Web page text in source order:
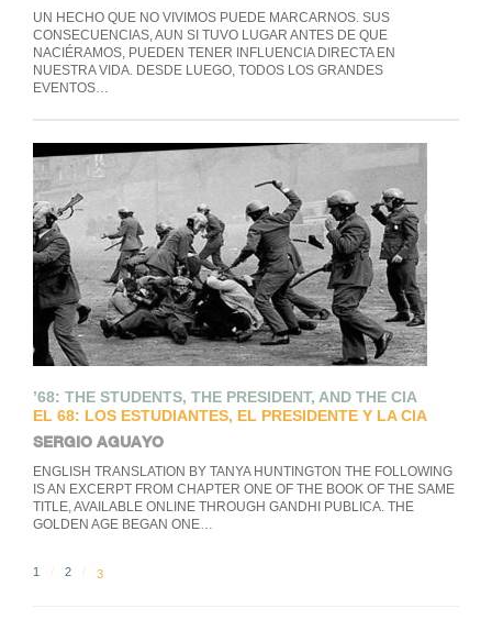
UN HECHO QUE NO VIVIMOS PUEDE MARCARNOS. SUS
CONSECUENCIAS, AUN SI TUVO LUGAR ANTES DE QUE
NACIÉRAMOS, PUEDEN TENER INFLUENCIA DIRECTA EN
NUESTRA VIDA. DESDE LUEGO, TODOS LOS GRANDES
EVENTOS…
’68: THE STUDENTS, THE PRESIDENT, AND THE CIA
EL 68: LOS ESTUDIANTES, EL PRESIDENTE Y LA CIA
SERGIO AGUAYO
ENGLISH TRANSLATION BY TANYA HUNTINGTON THE FOLLOWING
IS AN EXCERPT FROM CHAPTER ONE OF THE BOOK OF THE SAME
TITLE, AVAILABLE ONLINE THROUGH GANDHI PUBLICA. THE
GOLDEN AGE BEGAN ONE…
1 2 3